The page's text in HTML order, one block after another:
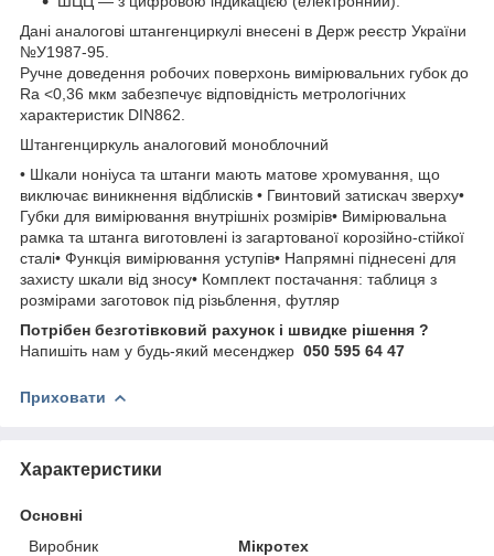
Дані аналогові штангенциркулі внесені в Держ реєстр України
№У1987-95.
Ручне доведення робочих поверхонь вимірювальних губок до
Ra <0,36 мкм забезпечує відповідність метрологічних
характеристик DIN862.
Штангенциркуль аналоговий моноблочний
• Шкали ноніуса та штанги мають матове хромування, що
виключає виникнення відблисків • Гвинтовий затискач зверху•
Губки для вимірювання внутрішніх розмірів• Вимірювальна
рамка та штанга виготовлені із загартованої корозійно-стійкої
сталі• Функція вимірювання уступів• Напрямні піднесені для
захисту шкали від зносу• Комплект постачання: таблиця з
розмірами заготовок під різьблення, футляр
Потрібен безготівковий рахунок і швидке рішення ?
Напишіть нам у будь-який месенджер 050 595 64 47
Приховати
Характеристики
Основні
Виробник
Мікротех